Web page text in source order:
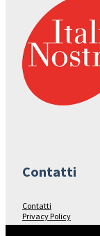
Contatti
Contatti
Privacy Policy